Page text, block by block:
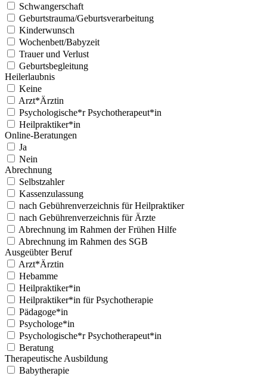
Schwanger­schaft
Geburtstrauma/Geburtsverarbeitung
Kinder­wun­sch
Wochenbett/Babyzeit
Trauer und Ver­lust
Geburts­be­gleitung
Heil­er­laub­nis
Keine
Arzt*Ärztin
Psychologische*r Psychotherapeut*in
Heilpraktiker*in
Online-Beratun­gen
Ja
Nein
Abrech­nung
Selb­stzahler
Kassen­zu­las­sung
nach Gebühren­verze­ich­nis für Heil­prak­tik­er
nach Gebühren­verze­ich­nis für Ärzte
Abrech­nung im Rah­men der Frühen Hil­fe
Abrech­nung im Rah­men des SGB
Aus­geübter Beruf
Arzt*Ärztin
Hebamme
Heilpraktiker*in
Heilpraktiker*in für Psy­chother­a­pie
Pädagoge*in
Psychologe*in
Psychologische*r Psychotherapeut*in
Beratung
Ther­a­peutis­che Aus­bil­dung
Babyther­a­pie